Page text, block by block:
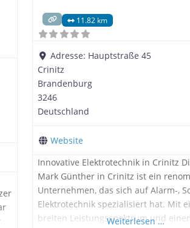
11.82 km
Adresse: Hauptstraße 45
Crinitz
Brandenburg
3246
Deutschland
Website
Innovative Elektrotechnik in Crinitz
Mark Günther in Crinitz ist ein
Unternehmen, das sich auf Alarm-,
Elektrotechnik spezialisiert hat. Mit
breiten Leistungsspektrum und
Weiterlesen …